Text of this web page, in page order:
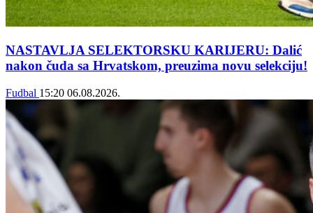
NASTAVLJA SELEKTORSKU KARIJERU: Dalić
nakon čuda sa Hrvatskom, preuzima novu selekciju!
Fudbal 15:20 06.08.2026.